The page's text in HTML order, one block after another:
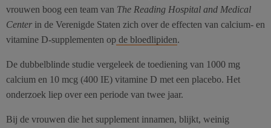
vrouwen boog een team van The Reading Hospital and Medical
Center in de Verenigde Staten zich over de effecten van calcium- en
vitamine D-supplementen op de bloedlipiden.
De dubbelblinde studie vergeleek de toediening van 1000 mg
calcium en 10 mcg (400 IE) vitamine D met een placebo. Het
onderzoek liep over een periode van twee jaar.
Bij de vrouwen die het supplement innamen, blijkt, weinig